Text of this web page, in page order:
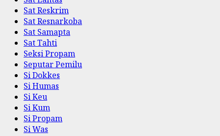
Sat Reskrim
Sat Resnarkoba
Sat Samapta
Sat Tahti
Seksi Propam
Seputar Pemilu
Si Dokkes
Si Humas
Si Keu
Si Kum
Si Propam
Si Was